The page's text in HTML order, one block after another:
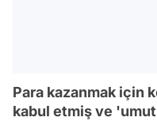
Para kazanmak için
kabul etmiş ve